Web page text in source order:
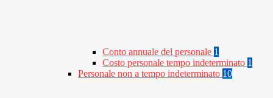
Conto annuale del personale 1
Costo personale tempo indeterminato 1
Personale non a tempo indeterminato 10